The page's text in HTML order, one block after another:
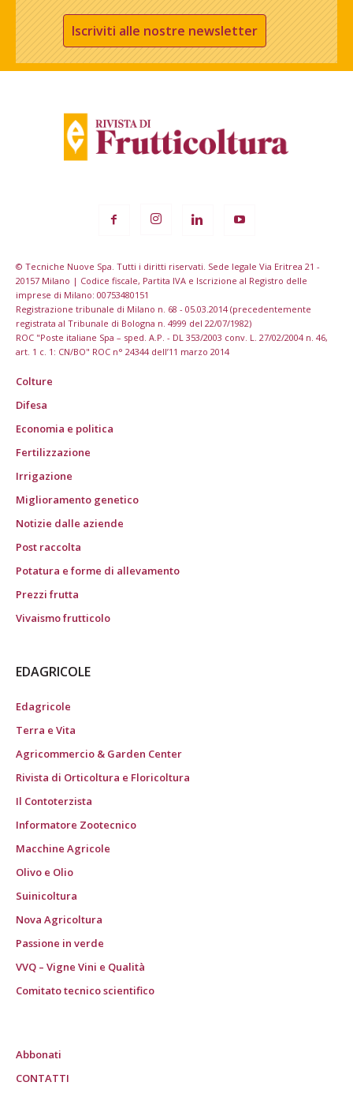
Iscriviti alle nostre newsletter
© Tecniche Nuove Spa. Tutti i diritti riservati. Sede legale Via Eritrea 21 -
20157 Milano | Codice fiscale, Partita IVA e Iscrizione al Registro delle
imprese di Milano: 00753480151
Registrazione tribunale di Milano n. 68 - 05.03.2014 (precedentemente
registrata al Tribunale di Bologna n. 4999 del 22/07/1982)
ROC "Poste italiane Spa – sped. A.P. - DL 353/2003 conv. L. 27/02/2004 n. 46,
art. 1 c. 1: CN/BO" ROC n° 24344 dell’11 marzo 2014
Colture
Difesa
Economia e politica
Fertilizzazione
Irrigazione
Miglioramento genetico
Notizie dalle aziende
Post raccolta
Potatura e forme di allevamento
Prezzi frutta
Vivaismo frutticolo
EDAGRICOLE
Edagricole
Terra e Vita
Agricommercio & Garden Center
Rivista di Orticoltura e Floricoltura
Il Contoterzista
Informatore Zootecnico
Macchine Agricole
Olivo e Olio
Suinicoltura
Nova Agricoltura
Passione in verde
VVQ – Vigne Vini e Qualità
Comitato tecnico scientifico
Abbonati
CONTATTI